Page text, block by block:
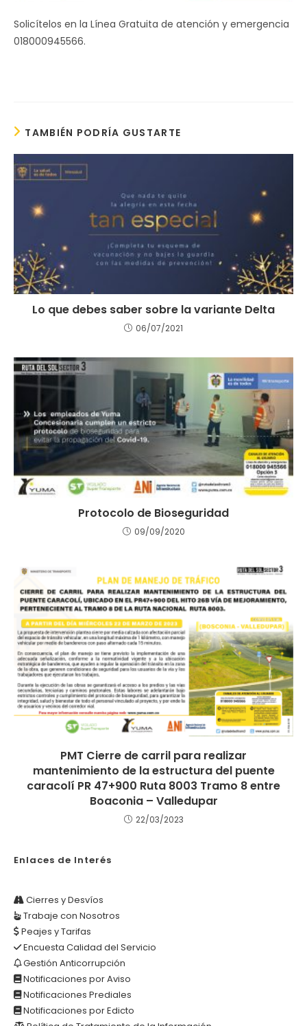
Solicítelos en la Línea Gratuita de atención y emergencia
018000945566.
TAMBIÉN PODRÍA GUSTARTE
Lo que debes saber sobre la variante Delta
06/07/2021
Protocolo de Bioseguridad
09/09/2020
PMT Cierre de carril para realizar
mantenimiento de la estructura del puente
caracolí PR 47+900 Ruta 8003 Tramo 8 entre
Boaconia – Valledupar
22/03/2023
Enlaces de Interés
Cierres y Desvíos
Trabaje con Nosotros
Peajes y Tarifas
Encuesta Calidad del Servicio
Gestión Anticorrupción
Notificaciones por Aviso
Notificaciones Prediales
Notificaciones por Edicto